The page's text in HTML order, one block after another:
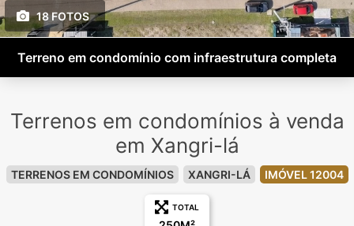
18 FOTOS
Terreno em condomínio com infraestrutura completa
Terrenos em condomínios à venda
em Xangri-lá
TERRENOS EM CONDOMÍNIOS XANGRI-LÁ IMÓVEL 12004
TOTAL